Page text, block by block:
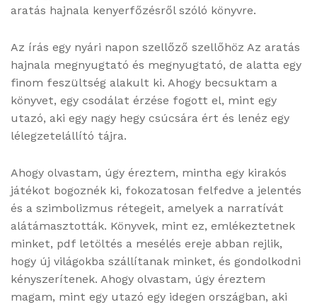
aratás hajnala kenyerfőzésről szóló könyvre.
Az írás egy nyári napon szellőző szellőhöz Az ​aratás
hajnala megnyugtató és megnyugtató, de alatta egy
finom feszültség alakult ki. Ahogy becsuktam a
könyvet, egy csodálat érzése fogott el, mint egy
utazó, aki egy nagy hegy csúcsára ért és lenéz egy
lélegzetelállító tájra.
Ahogy olvastam, úgy éreztem, mintha egy kirakós
játékot bogoznék ki, fokozatosan felfedve a jelentés
és a szimbolizmus rétegeit, amelyek a narratívát
alátámasztották. Könyvek, mint ez, emlékeztetnek
minket, pdf letöltés a mesélés ereje abban rejlik,
hogy új világokba szállítanak minket, és gondolkodni
kényszerítenek. Ahogy olvastam, úgy éreztem
magam, mint egy utazó egy idegen országban, aki